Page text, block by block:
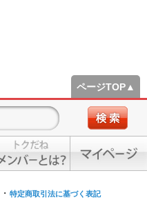
ページTOP▲
・ 特定商取引法に基づく表記